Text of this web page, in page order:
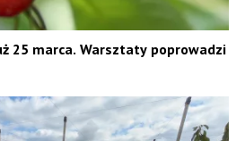
25 marca. Warsztaty poprowadzi